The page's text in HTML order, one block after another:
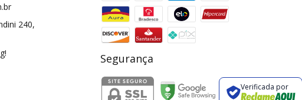
240,
Segurança
Verificada por